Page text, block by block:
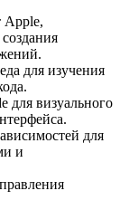
Apple,
для изучения
для визуального
для
и